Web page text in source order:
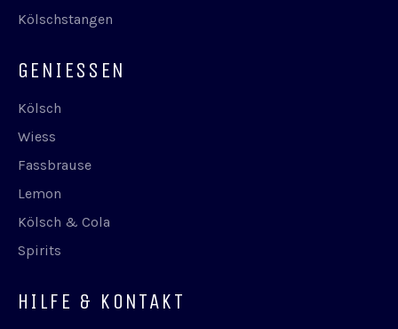
Kölschstangen
GENIESSEN
Kölsch
Wiess
Fassbrause
Lemon
Kölsch & Cola
Spirits
HILFE & KONTAKT